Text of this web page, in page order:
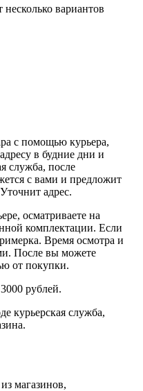
вариантов
с помощью курьера,
в будние дни и
служба, после
с вами и предложит
адрес.
осматриваете на
комплектации. Если
Время осмотра и
После вы можете
от покупки.
рублей.
курьерская служба,
магазинов,